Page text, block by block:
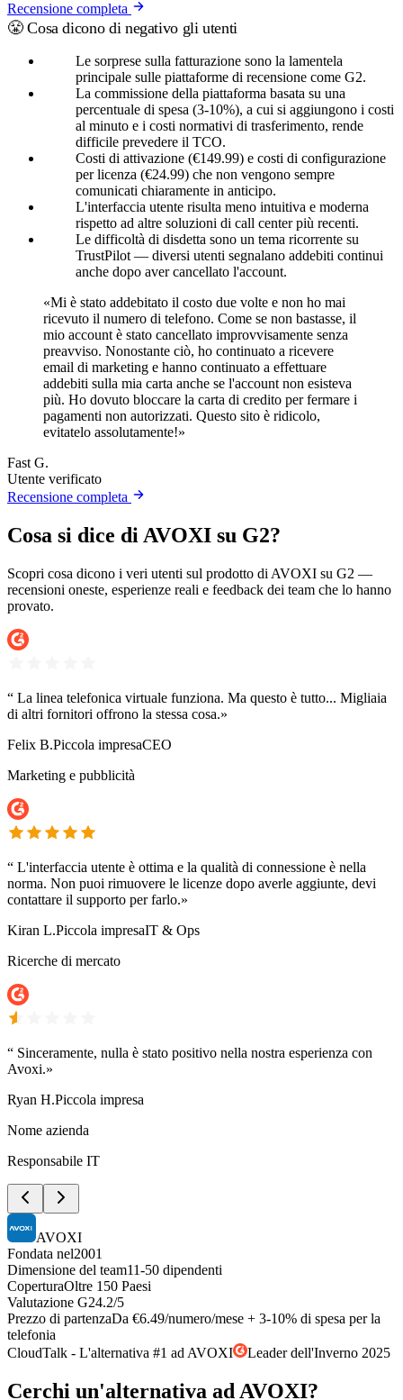
Recensione completa
😤 Cosa dicono di negativo gli utenti
Le sorprese sulla fatturazione sono la lamentela
principale sulle piattaforme di recensione come G2.
La commissione della piattaforma basata su una
percentuale di spesa (3-10%), a cui si aggiungono i costi
al minuto e i costi normativi di trasferimento, rende
difficile prevedere il TCO.
Costi di attivazione (€149.99) e costi di configurazione
per licenza (€24.99) che non vengono sempre
comunicati chiaramente in anticipo.
L'interfaccia utente risulta meno intuitiva e moderna
rispetto ad altre soluzioni di call center più recenti.
Le difficoltà di disdetta sono un tema ricorrente su
TrustPilot — diversi utenti segnalano addebiti continui
anche dopo aver cancellato l'account.
«Mi è stato addebitato il costo due volte e non ho mai
ricevuto il numero di telefono. Come se non bastasse, il
mio account è stato cancellato improvvisamente senza
preavviso. Nonostante ciò, ho continuato a ricevere
email di marketing e hanno continuato a effettuare
addebiti sulla mia carta anche se l'account non esisteva
più. Ho dovuto bloccare la carta di credito per fermare i
pagamenti non autorizzati. Questo sito è ridicolo,
evitatelo assolutamente!»
Fast G.
Utente verificato
Recensione completa
Cosa si dice di AVOXI su G2?
Scopri cosa dicono i veri utenti sul prodotto di AVOXI su G2 —
recensioni oneste, esperienze reali e feedback dei team che lo hanno
provato.
“ La linea telefonica virtuale funziona. Ma questo è tutto... Migliaia
di altri fornitori offrono la stessa cosa.»
Felix B.Piccola impresaCEO
Marketing e pubblicità
“ L'interfaccia utente è ottima e la qualità di connessione è nella
norma. Non puoi rimuovere le licenze dopo averle aggiunte, devi
contattare il supporto per farlo.»
Kiran L.Piccola impresaIT & Ops
Ricerche di mercato
“ Sinceramente, nulla è stato positivo nella nostra esperienza con
Avoxi.»
Ryan H.Piccola impresa
Nome azienda
Responsabile IT
AVOXI
Fondata nel2001
Dimensione del team11-50 dipendenti
CoperturaOltre 150 Paesi
Valutazione G24.2/5
Prezzo di partenzaDa €6.49/numero/mese + 3-10% di spesa per la
telefonia
CloudTalk - L'alternativa #1 ad AVOXI
Leader dell'Inverno 2025
Cerchi un'alternativa ad AVOXI?